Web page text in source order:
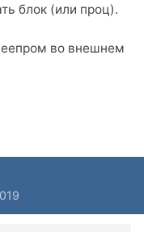
блок (или проц).
во внешнем